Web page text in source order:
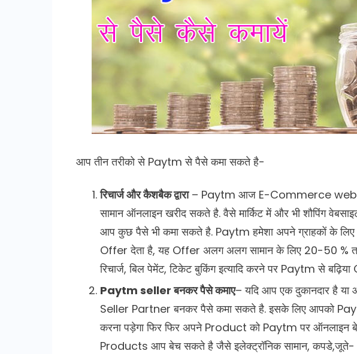
आप तीन तरीको से Paytm से पैसे कमा सकते है-
रिचार्ज और कैशबैक द्वारा– Paytm आज E-Commerce
सामान ऑनलाइन खरीद सकते है. वैसे मार्किट में और भी शौपिंग
आप कुछ पैसे भी कमा सकते है. Paytm हमेशा अपने ग्राहकों के
Offer देता है, यह Offer अलग अलग सामान के लिए 20-50 %
रिचार्ज, बिल पेमेंट, टिकेट बुकिंग इत्यादि करने पर Paytm से
Paytm seller बनकर पैसे कमाए– यदि आप एक दुकानदार है
Seller Partner बनकर पैसे कमा सकते है. इसके लिए आपको
करना पड़ेगा फिर फिर अपने Product को Paytm पर ऑनलाइन
Products आप बेच सकते है जैसे इलेक्ट्रॉनिक सामान, कपडे,जूते-